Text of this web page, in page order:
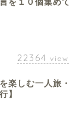
を１０個集めて
22364 view
楽しむ一人旅・
】